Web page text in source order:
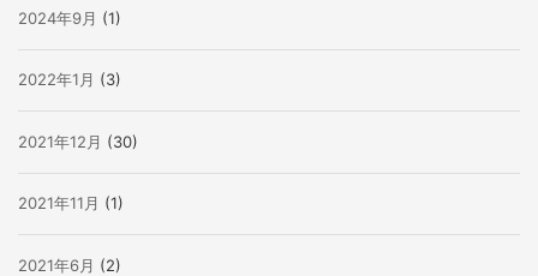
2024年9月 (1)
2022年1月 (3)
2021年12月 (30)
2021年11月 (1)
2021年6月 (2)